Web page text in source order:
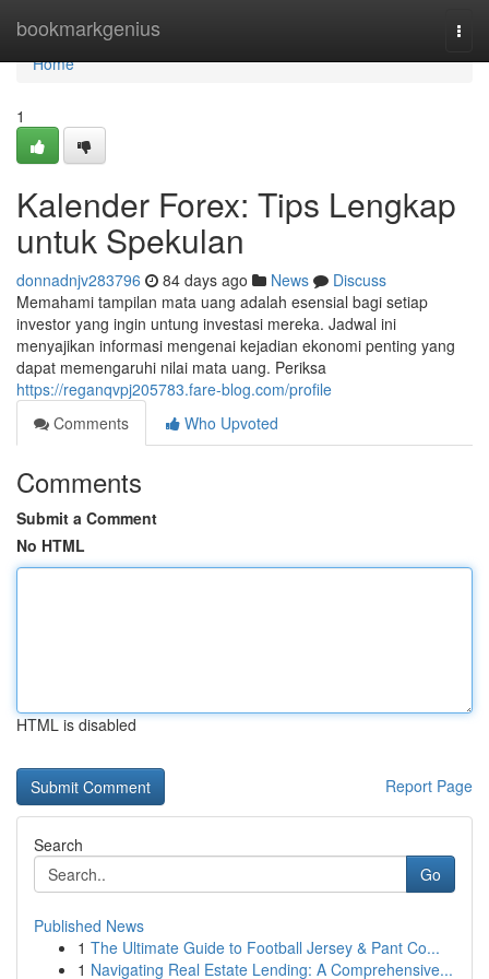
bookmarkgenius
Home
Home
1
Kalender Forex: Tips Lengkap
untuk Spekulan
donnadnjv283796 84 days ago News
Discuss
Memahami tampilan mata uang adalah esensial bagi setiap
investor yang ingin untung investasi mereka. Jadwal ini
menyajikan informasi mengenai kejadian ekonomi penting yang
dapat memengaruhi nilai mata uang. Periksa
https://reganqvpj205783.fare-blog.com/profile
Comments
Who Upvoted
Comments
Submit a Comment
No HTML
HTML is disabled
Report Page
Search
Go
Published News
1 The Ultimate Guide to Football Jersey & Pant Co...
1 Navigating Real Estate Lending: A Comprehensive...